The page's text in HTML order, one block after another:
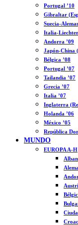
Portugal ’10
Gibraltar
Suecia-
Italia-
Andorra ’09
Japón-China
Bélgica ’08
Portugal ’07
Tailandia ’07
Grecia ’07
Italia ’07
Inglaterra
Holanda ’06
México ’05
República
MUNDO
EUROPA A-H